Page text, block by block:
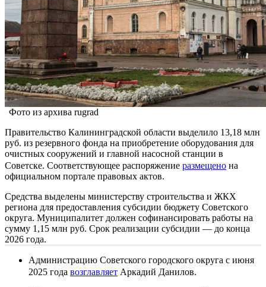
Фото из архива rugrad
Правительство Калининградской области выделило 13,18 млн
руб. из резервного фонда на приобретение оборудования для
очистных сооружений и главной насосной станции в
Советске. Соответствующее распоряжение размещено на
официальном портале правовых актов.
Средства выделены министерству строительства и ЖКХ
региона для предоставления субсидии бюджету Советского
округа. Муниципалитет должен софинансировать работы на
сумму 1,15 млн руб. Срок реализации субсидии — до конца
2026 года.
Администрацию Советского городского округа с июня
2025 года возглавляет Аркадий Данилов.